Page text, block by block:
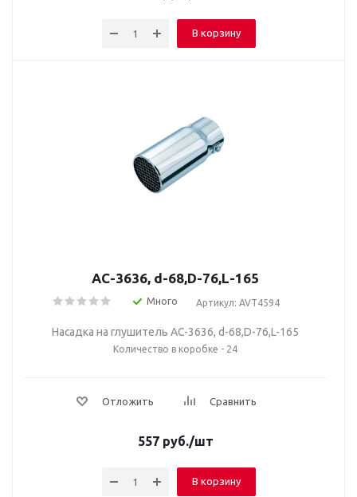
В корзину
AC-3636, d-68,D-76,L-165
Много Артикул: AVT4594
Насадка на глушитель AC-3636, d-68,D-76,L-165
Количество в коробке - 24
Отложить Сравнить
557 руб./шт
В корзину